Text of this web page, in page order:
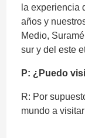
la experiencia
años y
Medio,
sur y del este
P: ¿Puedo
R: Por
mundo a